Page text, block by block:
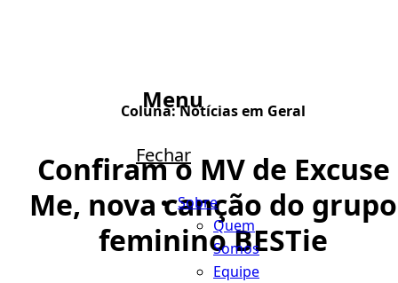
Menu
Fechar
Sobre
Quem
Somos
Equipe
Coluna:Notícias em Geral
Confiram o MV de Excuse
Me, nova canção do grupo
feminino BESTie